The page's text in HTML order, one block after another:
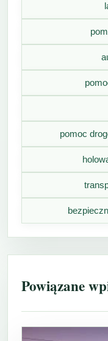
pomoc
Powiązane